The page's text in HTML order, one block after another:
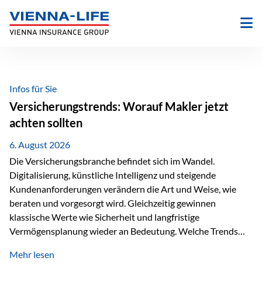
Inhalt
springen
Infos für Sie
Versicherungstrends: Worauf Makler jetzt
achten sollten
6. August 2026
Die Versicherungsbranche befindet sich im Wandel.
Digitalisierung, künstliche Intelligenz und steigende
Kundenanforderungen verändern die Art und Weise, wie
beraten und vorgesorgt wird. Gleichzeitig gewinnen
klassische Werte wie Sicherheit und langfristige
Vermögensplanung wieder an Bedeutung. Welche Trends
Blick behalten? Digitalisierung und KI verändern die
Mehr lesen